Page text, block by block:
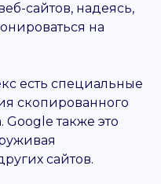
сайтов, надеясь,
на
есть специальные
скопированного
Google также это
сайтов.